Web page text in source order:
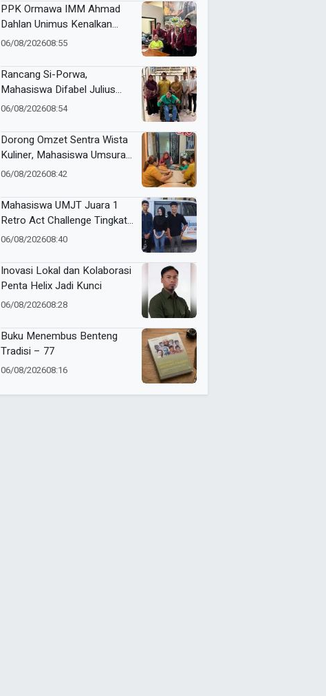
PPK Ormawa IMM Ahmad
Dahlan Unimus Kenalkan
Inovasi Desa Lewat Radio
06/08/202608:55
Rancang Si-Porwa,
Mahasiswa Difabel Julius
Kevin Serahkan Karya ke
06/08/202608:54
Dorong Omzet Sentra Wista
Kuliner, Mahasiswa Umsura
Luncurkan Si-Porwa
06/08/202608:42
Mahasiswa UMJT Juara 1
Retro Act Challenge Tingkat
Jawa Timur
06/08/202608:40
Inovasi Lokal dan Kolaborasi
Penta Helix Jadi Kunci
06/08/202608:28
Buku Menembus Benteng
Tradisi – 77
06/08/202608:16